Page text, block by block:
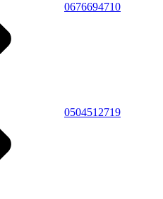
0676694710
0504512719